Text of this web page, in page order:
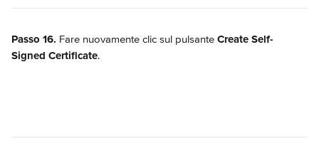
Passo 16. Fare nuovamente clic sul pulsante Create Self-
Signed Certificate.